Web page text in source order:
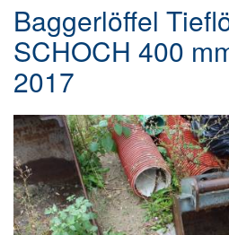
Baggerlöffel
SCHOCH 400
2017